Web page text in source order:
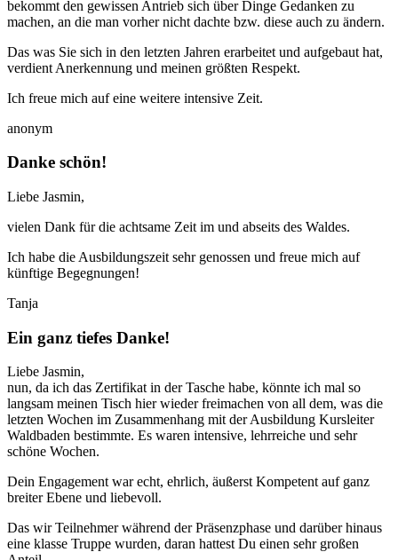
bekommt den gewissen Antrieb sich über Dinge Gedanken zu
machen, an die man vorher nicht dachte bzw. diese auch zu ändern.
Das was Sie sich in den letzten Jahren erarbeitet und aufgebaut hat,
verdient Anerkennung und meinen größten Respekt.
Ich freue mich auf eine weitere intensive Zeit.
anonym
Danke schön!
Liebe Jasmin,
vielen Dank für die achtsame Zeit im und abseits des Waldes.
Ich habe die Ausbildungszeit sehr genossen und freue mich auf
künftige Begegnungen!
Tanja
Ein ganz tiefes Danke!
Liebe Jasmin,
nun, da ich das Zertifikat in der Tasche habe, könnte ich mal so
langsam meinen Tisch hier wieder freimachen von all dem, was die
letzten Wochen im Zusammenhang mit der Ausbildung Kursleiter
Waldbaden bestimmte. Es waren intensive, lehrreiche und sehr
schöne Wochen.
Dein Engagement war echt, ehrlich, äußerst Kompetent auf ganz
breiter Ebene und liebevoll.
Das wir Teilnehmer während der Präsenzphase und darüber hinaus
eine klasse Truppe wurden, daran hattest Du einen sehr großen